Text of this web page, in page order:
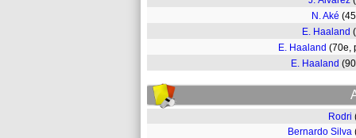
N. Aké
E. Haaland
E. Haaland (70e,
E. Haaland
Rodri
Bernardo Silva